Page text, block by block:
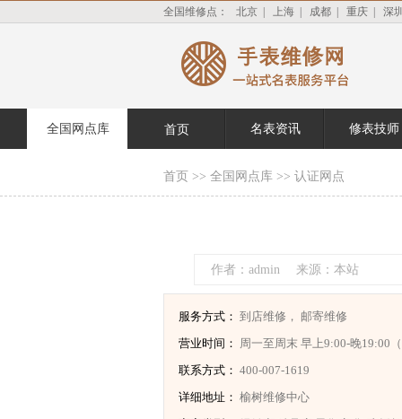
全国维修点： 北京 上海 成都 重庆 深
全国网点库 首页 名表资讯 修表技师
首页 >> 全国网点库 >> 认证网点
作者：admin 来源：本站
服务方式： 到店维修， 邮寄维修
营业时间： 周一至周末 早上9:00-晚19:00
联系方式： 400-007-1619
详细地址： 榆树维修中心